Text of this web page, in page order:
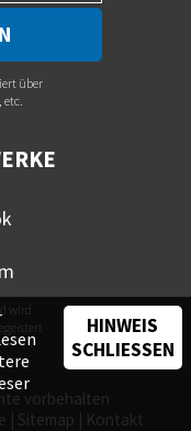
über
etc.
wird
vorbehalten
| Sitemap | Kontakt
HINWEIS
SCHLIESSEN